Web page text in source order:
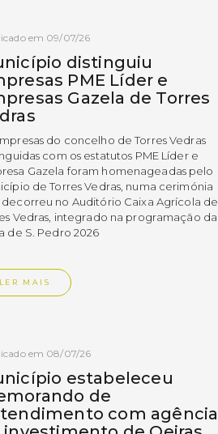
em 09/07/26
distinguiu
PME Líder e
Gazela de Torres
do concelho de Torres Vedras
com os estatutos PME Líder e
Gazela foram homenageadas pelo
de Torres Vedras, numa cerimónia
decorreu no Auditório Caixa Agrícola de
Vedras, integrado na programação da
de S. Pedro 2026
LER MAIS
em 08/07/26
estabeleceu
de
com agência